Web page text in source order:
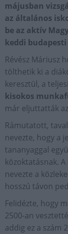
májusban
az általános
be az aktív
keddi
Révész Máriusz
tölthetik ki a
keresztül, a
kisokos
már eljuttatták
Rámutatott,
nevezte, hogy a
tananyaggal
közoktatásnak.
nevezte a
hosszú távon
Felidézte, hogy
2500-an
addig ez a szám